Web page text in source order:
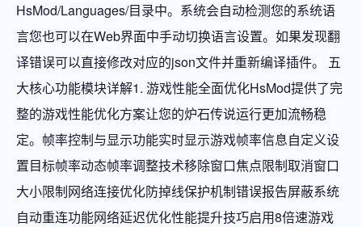
HsMod/Languages/目录中。系统会自动检测您的系统语
言您也可以在Web界面中手动切换语言设置。如果发现翻
译错误可以直接修改对应的json文件并重新编译插件。 五
大核心功能模块详解1. 游戏性能全面优化HsMod提供了完
整的游戏性能优化方案让您的炉石传说运行更加流畅稳
定。帧率控制与显示功能实时显示游戏帧率信息自定义设
置目标帧率动态帧率调整技术移除窗口焦点限制取消窗口
大小限制网络连接优化防掉线保护机制错误报告屏蔽系统
自动重连功能网络延迟优化性能提升技巧启用8倍速游戏